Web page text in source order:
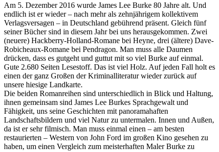
Am 5. Dezember 2016 wurde James Lee Burke 80 Jahre alt. Und
endlich ist er wieder – nach mehr als zehnjährigem kollektivem
Verlagsversagen – in Deutschland gebührend präsent. Gleich fünf
seiner Bücher sind in diesem Jahr bei uns herausgekommen. Zwei
(neuere) Hackberry-Holland-Romane bei Heyne, drei (ältere) Dave-
Robicheaux-Romane bei Pendragon. Man muss alle Daumen
drücken, dass es gutgeht und guttut mit so viel Burke auf einmal.
Gute 2.680 Seiten Lesestoff. Das ist viel Holz. Auf jeden Fall holt es
einen der ganz Großen der Kriminalliteratur wieder zurück auf
unsere hiesige Landkarte.
Die beiden Romanreihen sind unterschiedlich in Blick und Haltung,
ihnen gemeinsam sind James Lee Burkes Sprachgewalt und
Fähigkeit, uns seine Geschichten mit panoramahaften
Landschaftsbildern und viel Natur zu untermalen. Innen und Außen,
da ist er sehr filmisch. Man muss einmal einen – am besten
restaurierten – Western von John Ford im großen Kino gesehen zu
haben, um einen Vergleich zum meisterhaften Maler Burke zu